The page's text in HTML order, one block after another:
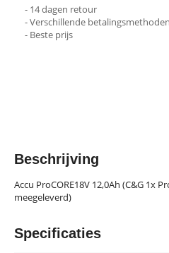
- 14 dagen retour
- Verschillende betalingsmethoden
- Beste prijs
Beschrijving
Accu ProCORE18V 12,0Ah (C&G 1x
meegeleverd)
Specificaties